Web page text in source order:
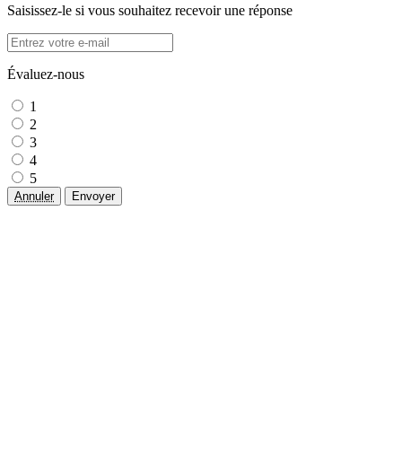
Saisissez-le si vous souhaitez recevoir une réponse
Évaluez-nous
1
2
3
4
5
Annuler Envoyer